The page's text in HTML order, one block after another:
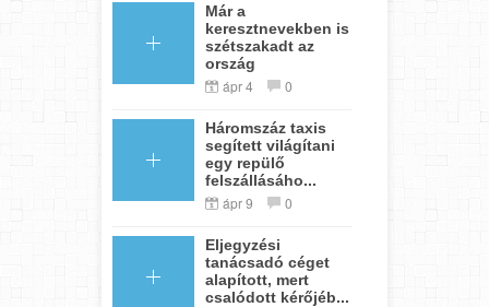
Már a
keresztnevekben is
szétszakadt az
ország
ápr 4 0
Háromszáz taxis
segített világítani
egy repülő
felszállásáho...
ápr 9 0
Eljegyzési
tanácsadó céget
alapított, mert
csalódott kérőjéb...